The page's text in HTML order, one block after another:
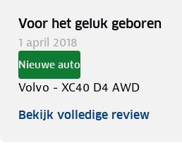
Voor het geluk geboren
1 april 2018
Nieuwe auto
Volvo - XC40 D4 AWD
Bekijk volledige review